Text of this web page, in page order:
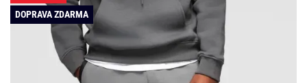
DOPRAVA ZDARMA